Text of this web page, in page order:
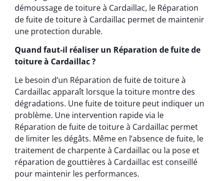
démoussage de toiture à Cardaillac, le Réparation
de fuite de toiture à Cardaillac permet de maintenir
une protection durable.
Quand faut-il réaliser un Réparation de fuite de
toiture à Cardaillac ?
Le besoin d’un Réparation de fuite de toiture à
Cardaillac apparaît lorsque la toiture montre des
dégradations. Une fuite de toiture peut indiquer un
problème. Une intervention rapide via le
Réparation de fuite de toiture à Cardaillac permet
de limiter les dégâts. Même en l’absence de fuite, le
traitement de charpente à Cardaillac ou la pose et
réparation de gouttières à Cardaillac est conseillé
pour maintenir les performances.